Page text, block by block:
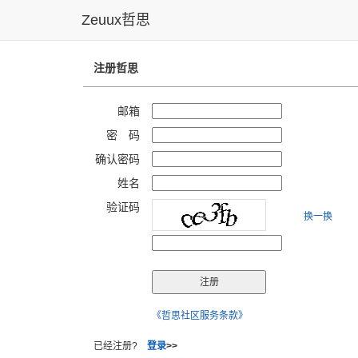
Zeuux哲思
注册哲思
邮箱
密 码
确认密码
姓名
验证码
换一换
《哲思社区服务条款》
已经注册? 登录>>